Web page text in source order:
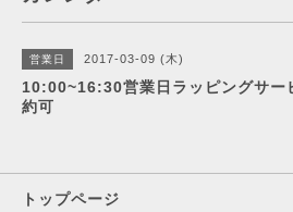
営業日 2017-03-09 (木)
10:00~16:30営業日ラッピングサー
約可
トップページ